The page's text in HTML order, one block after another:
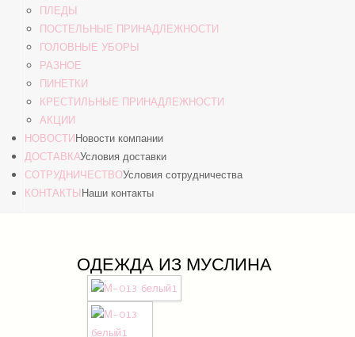
ПЛЕДЫ
ПОСТЕЛЬНЫЕ ПРИНАДЛЕЖНОСТИ
ГОЛОВНЫЕ УБОРЫ
РАЗНОЕ
ПИНЕТКИ
КРЕСТИЛЬНЫЕ ПРИНАДЛЕЖНОСТИ
АКЦИИ
НОВОСТИНовости компании
ДОСТАВКАУсловия доставки
СОТРУДНИЧЕСТВОУсловия сотрудничества
КОНТАКТЫНаши контакты
ОДЕЖДА ИЗ МУСЛИНА